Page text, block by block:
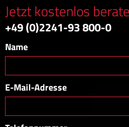
Jetzt kostenlos
+49 (0)2241-93 800-0
Name
E-Mail-Adresse